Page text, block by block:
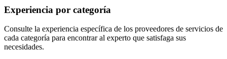
Experiencia por categoría
Consulte la experiencia específica de los proveedores de servicios de
cada categoría para encontrar al experto que satisfaga sus
necesidades.